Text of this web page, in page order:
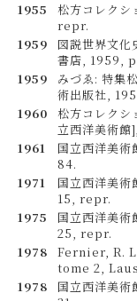
1955
松方コレク
repr.
1959
図説世界文化
書店, 1959,
1959
みづゑ: 特集
術出版社,
1960
松方コレク
立西洋美術
1961
国立西洋美
84.
1971
国立西洋美
15, repr.
1975
国立西洋美
25, repr.
1978
Fernier, R.
tome 2,
1978
国立西洋美